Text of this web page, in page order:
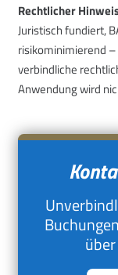
Rechtlicher
Juristisch fundiert,
risikominimierend
verbindliche
Anwendung wird